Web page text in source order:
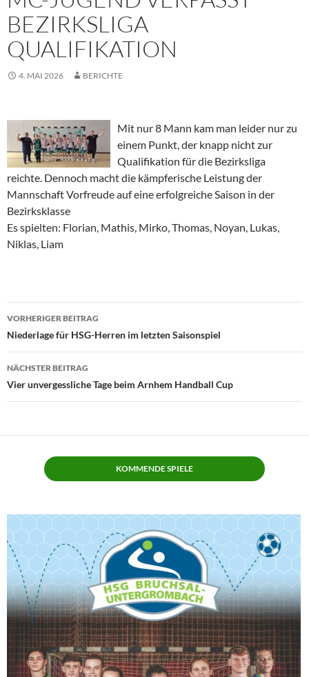
BEZIRKSLIGA
QUALIFIKATION
4. MAI 2026 BERICHTE
Mit nur 8 Mann kam man leider nur zu
einem Punkt, der knapp nicht zur
Qualifikation für die Bezirksliga
reichte. Dennoch macht die kämpferische Leistung der
Mannschaft Vorfreude auf eine erfolgreiche Saison in der
Bezirksklasse
Es spielten: Florian, Mathis, Mirko, Thomas, Noyan, Lukas,
Niklas, Liam
Beitragsnavigation
VORHERIGER BEITRAG
Niederlage für HSG-Herren im letzten Saisonspiel
NÄCHSTER BEITRAG
Vier unvergessliche Tage beim Arnhem Handball Cup
KOMMENDE SPIELE